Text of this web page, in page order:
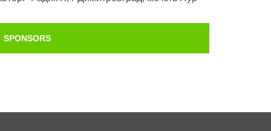
SPONSORS